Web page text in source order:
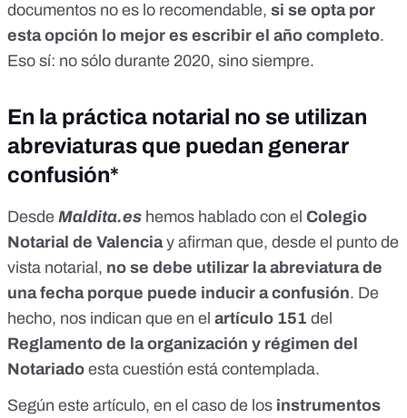
documentos no es lo recomendable, si se opta por
esta opción lo mejor es escribir el año completo.
Eso sí: no sólo durante 2020, sino siempre.
En la práctica notarial no se utilizan
abreviaturas que puedan generar
confusión*
Desde Maldita.es hemos hablado con el Colegio
Notarial de Valenciay afirman que, desde el punto de
vista notarial, no se debe utilizar la abreviatura de
una fecha porque puede inducir a confusión. De
hecho, nos indican que en el artículo 151 del
Reglamento de la organización y régimen del
Notariado esta cuestión está contemplada.
Según este artículo, en el caso de los instrumentos